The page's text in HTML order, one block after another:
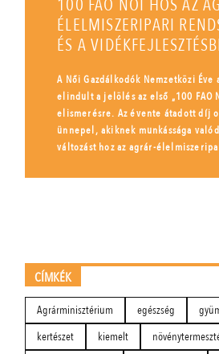
100 FAO NŐI HŐS AZ
ÉLELMISZERIPARI
ÉS A
A Női Gazdálkodók Nemzetközi Éve
elindult a jelölés az első „100 FAO
elismerésre. Az évente átadott díj
ünnepel, akiknek munkássága
változást hoz az agrár-
CÍMKÉK
Agrárminisztérium egészség
kertészet
kiemelt